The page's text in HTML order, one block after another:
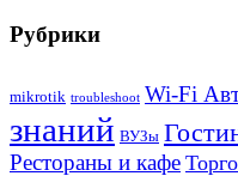
Рубрики
mikrotik troubleshoot Wi-Fi
знаний ВУЗы
Рестораны и кафе